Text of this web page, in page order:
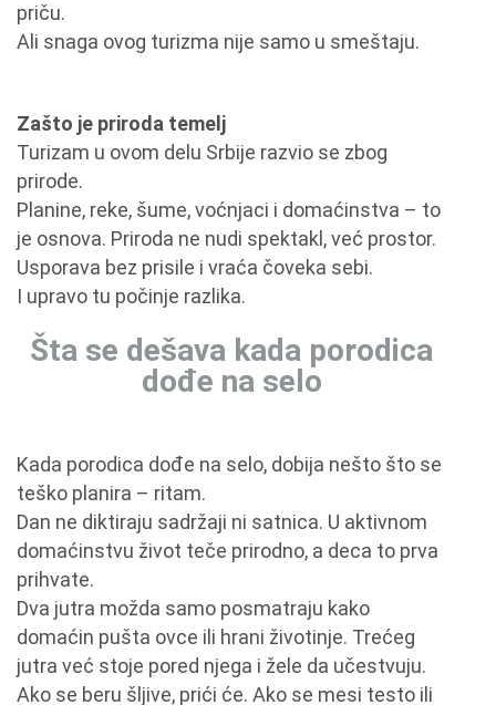
priču.
Ali snaga ovog turizma nije samo u smeštaju.
Zašto je priroda temelj
Turizam u ovom delu Srbije razvio se zbog
prirode.
Planine, reke, šume, voćnjaci i domaćinstva – to
je osnova. Priroda ne nudi spektakl, već prostor.
Usporava bez prisile i vraća čoveka sebi.
I upravo tu počinje razlika.
Šta se dešava kada porodica
dođe na selo
Kada porodica dođe na selo, dobija nešto što se
teško planira – ritam.
Dan ne diktiraju sadržaji ni satnica. U aktivnom
domaćinstvu život teče prirodno, a deca to prva
prihvate.
Dva jutra možda samo posmatraju kako
domaćin pušta ovce ili hrani životinje. Trećeg
jutra već stoje pored njega i žele da učestvuju.
Ako se beru šljive, prići će. Ako se mesi testo ili